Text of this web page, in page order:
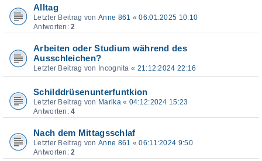
Alltag
Letzter Beitrag von Anne 861 «06:01:2025 10:10
Antworten:2
Arbeiten oder Studium während des
Ausschleichen?
Letzter Beitrag von Incognita « 21:12:2024 22:16
Schilddrüsenunterfuntkion
Letzter Beitrag von Marika« 04:12:2024 15:23
Antworten:4
Nach dem Mittagsschlaf
Letzter Beitrag von Anne 861 «06:11:2024 9:50
Antworten:2